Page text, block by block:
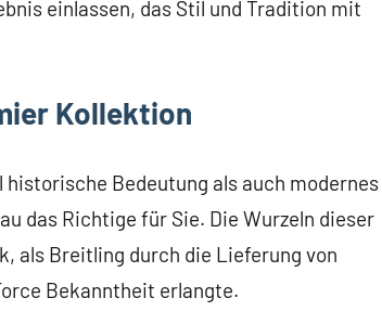
einlassen, das Stil und Tradition mit
Kollektion
historische Bedeutung als auch modernes
das Richtige für Sie. Die Wurzeln dieser
als Breitling durch die Lieferung von
Bekanntheit erlangte.